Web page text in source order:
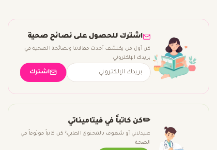
اشترك للحصول على نصائح صحية
كن أول من يكتشف أحدث مقالاتنا ونصائحنا الصحية في
بريدك الإلكتروني
اشترك
✏️كن كاتباً في فيتاميناتي
صيدلاني أو شغوف بالمحتوى الطبي؟ كن كاتباً موثوقاً في
الصحة